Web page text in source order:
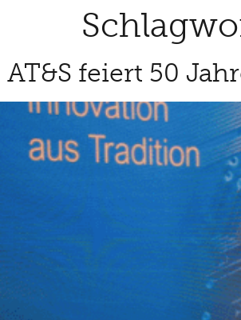
AT&S feiert 50